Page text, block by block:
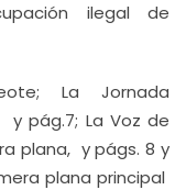
ilegal de
La Jornada
y pág.7; La Voz de
plana, y págs. 8 y
plana principal